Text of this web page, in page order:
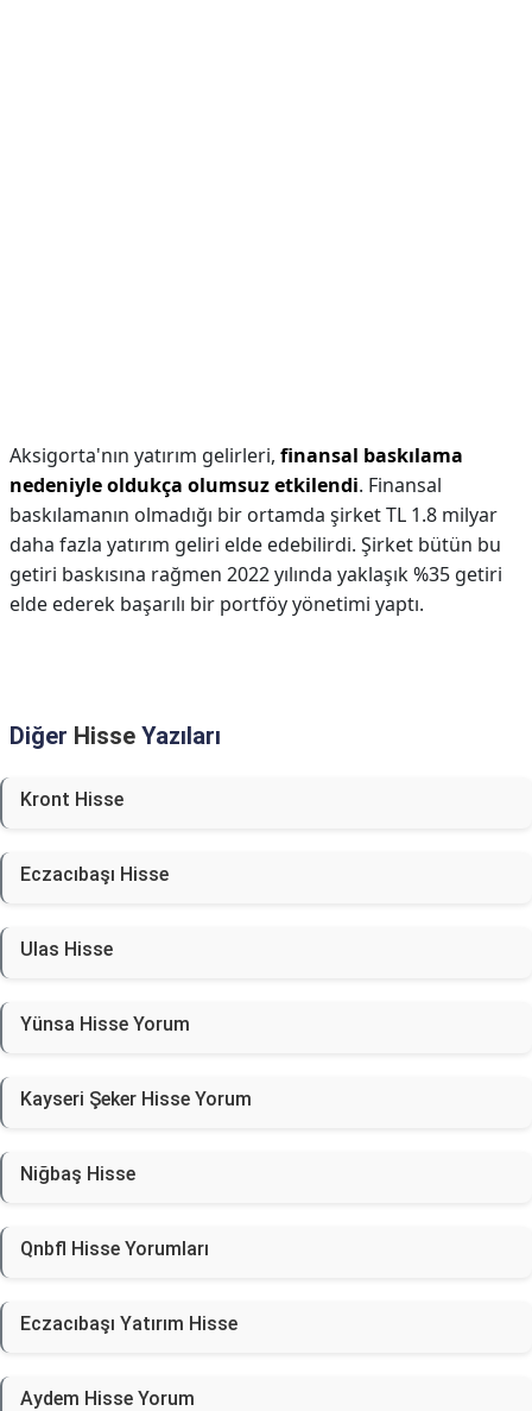
Aksigorta'nın yatırım gelirleri, finansal baskılama
nedeniyle oldukça olumsuz etkilendi. Finansal
baskılamanın olmadığı bir ortamda şirket TL 1.8 milyar
daha fazla yatırım geliri elde edebilirdi. Şirket bütün bu
getiri baskısına rağmen 2022 yılında yaklaşık %35 getiri
elde ederek başarılı bir portföy yönetimi yaptı.
Diğer Hisse Yazıları
Kront Hisse
Eczacıbaşı Hisse
Ulas Hisse
Yünsa Hisse Yorum
Kayseri Şeker Hisse Yorum
Niğbaş Hisse
Qnbfl Hisse Yorumları
Eczacıbaşı Yatırım Hisse
Aydem Hisse Yorum